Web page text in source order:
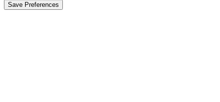
Save Preferences